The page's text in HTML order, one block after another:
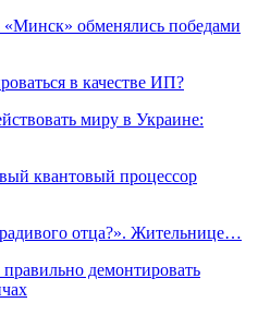
обменялись победами
в качестве ИП?
миру в Украине:
квантовый процессор
отца?». Жительнице…
демонтировать